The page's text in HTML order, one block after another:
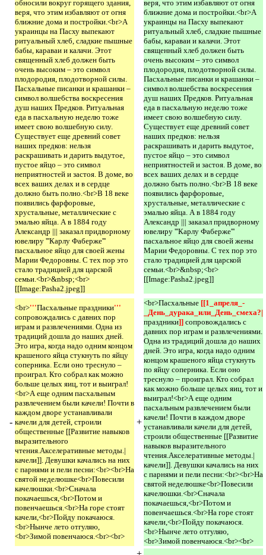
обносили вокруг горящего здания,
веря, что этим избавляют от огня
ближние дома и постройки.<br>А
украинцы на Пасху выпекают
ритуальный хлеб, сладкие пышные
бабы, караваи и калачи. Этот
священный хлеб должен быть
очень высоким – это символ
плодородия, плодотворной силы.
Пасхальные писанки и крашанки –
символ волшебства воскресения
душ наших Предков. Ритуальная
еда в пасхальную неделю тоже
имеет свою волшебную силу.
Существует еще древний совет
наших предков: нельзя
раскрашивать и дарить выдутое,
пустое яйцо – это символ
неприятностей и застоя. В доме, во
всех ваших делах и в сердце
должно быть полно.<br>В 18 веке
появились фарфоровые,
хрустальные, металлические с
эмалью яйца. А в 1884 году
Александр ||| заказал придворному
ювелиру '''Карлу Фаберже'''
пасхальное яйцо для своей жены
Марии Федоровны. С тех пор это
стало традицией для царской
семьи.<br>&nbsp;<br>
[[Image:Pasha2.jpeg]]
веря, что этим избавляют от огня
ближние дома и постройки.<br>А
украинцы на Пасху выпекают
ритуальный хлеб, сладкие пышные
бабы, караваи и калачи. Этот
священный хлеб должен быть
очень высоким – это символ
плодородия, плодотворной силы.
Пасхальные писанки и крашанки –
символ волшебства воскресения
душ наших Предков. Ритуальная
еда в пасхальную неделю тоже
имеет свою волшебную силу.
Существует еще древний совет
наших предков: нельзя
раскрашивать и дарить выдутое,
пустое яйцо – это символ
неприятностей и застоя. В доме, во
всех ваших делах и в сердце
должно быть полно.<br>В 18 веке
появились фарфоровые,
хрустальные, металлические с
эмалью яйца. А в 1884 году
Александр ||| заказал придворному
ювелиру '''Карлу Фаберже'''
пасхальное яйцо для своей жены
Марии Федоровны. С тех пор это
стало традицией для царской
семьи.<br>&nbsp;<br>
[[Image:Pasha2.jpeg]]
-
<br>'''Пасхальные праздники
сопровождались с давних пор
играм и развлечениями. Одна из
традиций дошла до наших дней.
Это игра, когда надо одним концом
крашеного яйца стукнуть по яйцу
соперника. Если оно треснуло –
проиграл. Кто собрал как можно
больше целых яиц, тот и выиграл!
<br>А еще одним пасхальным
развлечением были качели! Почти в
каждом дворе устанавливали
качели для детей, строили
общественные [[Развитие навыков
выразительного
чтения.Акселеративные методы.|
качели]]. Девушки качались на них
с парнями и пели песни:<br><br>На
святой неделюшке<br>Повесили
качелюшки.<br>Сначала
покачаешься,<br>Потом и
повенчаешься.<br>На горе стоят
качели,<br>Пойду покачаюся.
<br>Нынче лето отгуляю,
<br>Зимой повенчаюся.<br><br>
+
<br>Пасхальные [[1_апреля_-
_День_дурака_или_День_смеха?|
праздники]] сопровождались с
давних пор играм и развлечениями.
Одна из традиций дошла до наших
дней. Это игра, когда надо одним
концом крашеного яйца стукнуть
по яйцу соперника. Если оно
треснуло – проиграл. Кто собрал
как можно больше целых яиц, тот и
выиграл!<br>А еще одним
пасхальным развлечением были
качели! Почти в каждом дворе
устанавливали качели для детей,
строили общественные [[Развитие
навыков выразительного
чтения.Акселеративные методы.|
качели]]. Девушки качались на них
с парнями и пели песни:<br><br>На
святой неделюшке<br>Повесили
качелюшки.<br>Сначала
покачаешься,<br>Потом и
повенчаешься.<br>На горе стоят
качели,<br>Пойду покачаюся.
<br>Нынче лето отгуляю,
<br>Зимой повенчаюся.<br><br>